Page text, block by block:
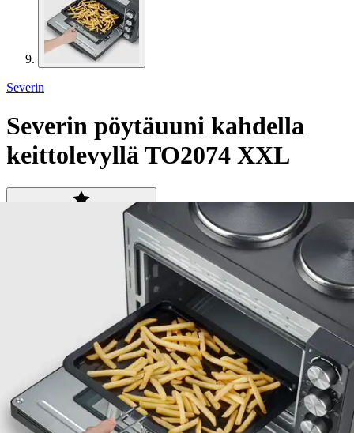
Severin
Severin pöytäuuni kahdella
keittolevyllä TO2074 XXL
Tuotearvioiden keskiarvo2,7/5
(3)arviota
169,15 €
Asiakasomistajahinta